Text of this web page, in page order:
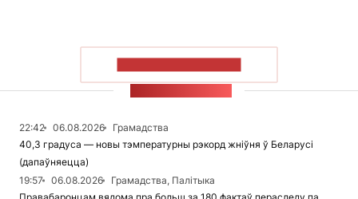
22:42 06.08.2026
Грамадства
40,3 градуса — новы тэмпературны рэкорд жніўня ў Беларусі
(дапаўняецца)
19:57
06.08.2026
Грамадства, Палітыка